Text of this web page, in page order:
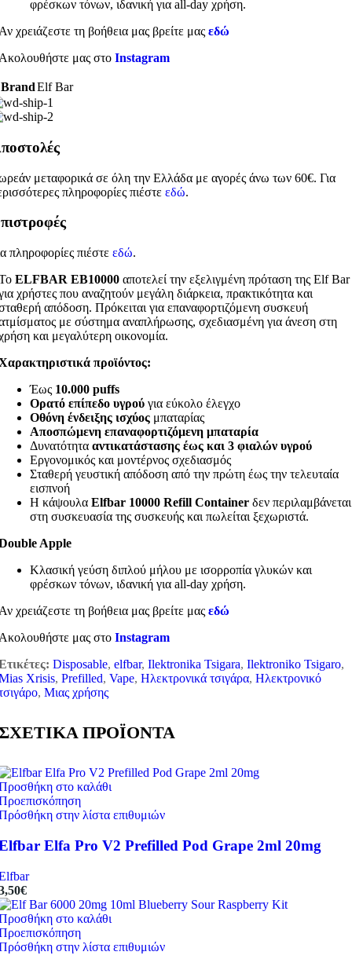
φρέσκων τόνων, ιδανική για all‑day χρήση.
χρειάζεστε τη βοήθεια μας βρείτε μας εδώ
μας στο Instagram
BrandElf Bar
μεταφορικά σε όλη την Ελλάδα με αγορές άνω των 60€. Για
πληροφορίες πιέστε εδώ.
πληροφορίες πιέστε εδώ.
ELFBAR EB10000 αποτελεί την εξελιγμένη πρόταση της Elf Bar
χρήστες που αναζητούν μεγάλη διάρκεια, πρακτικότητα και
απόδοση. Πρόκειται για επαναφορτιζόμενη συσκευή
με σύστημα αναπλήρωσης, σχεδιασμένη για άνεση στη
και μεγαλύτερη οικονομία.
προϊόντος:
Έως 10.000 puffs
Ορατό επίπεδο υγρού για εύκολο έλεγχο
Οθόνη ένδειξης ισχύος μπαταρίας
Αποσπώμενη επαναφορτιζόμενη μπαταρία
Δυνατότητα αντικατάστασης έως και 3 φιαλών υγρού
Εργονομικός και μοντέρνος σχεδιασμός
Σταθερή γευστική απόδοση από την πρώτη έως την τελευταία
εισπνοή
Η κάψουλα Elfbar 10000 Refill Container δεν περιλαμβάνεται
στη συσκευασία της συσκευής και πωλείται ξεχωριστά.
Apple
Κλασική γεύση διπλού μήλου με ισορροπία γλυκών και
φρέσκων τόνων, ιδανική για all‑day χρήση.
χρειάζεστε τη βοήθεια μας βρείτε μας εδώ
μας στο Instagram
Disposable, elfbar, Ilektronika Tsigara, Ilektroniko Tsigaro,
Xrisis, Prefilled, Vape, Ηλεκτρονικά τσιγάρα, Ηλεκτρονικό
, Μιας χρήσης
ΠΡΟΪΟΝΤΑ
στο καλάθι
στην λίστα επιθυμιών
Elfa Pro V2 Prefilled Pod Grape 2ml 20mg
€
στο καλάθι
στην λίστα επιθυμιών